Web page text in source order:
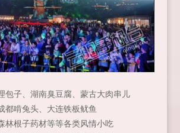
包子、湖南臭豆腐、蒙古大肉串儿
都啃兔头、大连铁板鱿鱼
林根子药材等等各类风情小吃